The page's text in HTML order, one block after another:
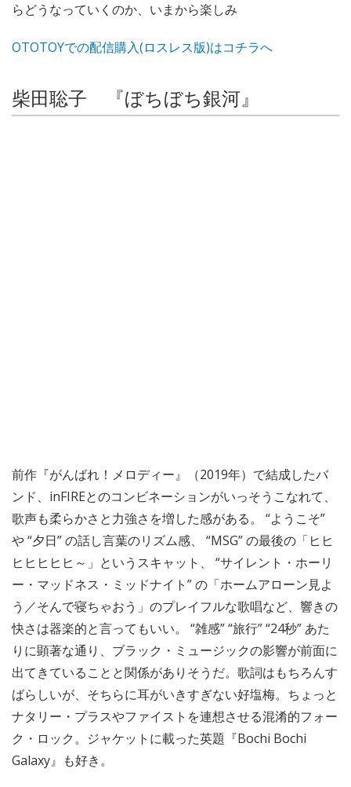
らどうなっていくのか、いまから楽しみ
OTOTOYでの配信購入(ロスレス版)はコチラへ
柴田聡子 『ぼちぼち銀河』
前作『がんばれ！メロディー』（2019年）で結成したバ
ンド、inFIREとのコンビネーションがいっそうこなれて、
歌声も柔らかさと力強さを増した感がある。 “ようこそ”
や “夕日” の話し言葉のリズム感、 “MSG” の最後の「ヒヒ
ヒヒヒヒヒ～」というスキャット、 “サイレント・ホーリ
ー・マッドネス・ミッドナイト” の「ホームアローン見よ
う／そんで寝ちゃおう」のプレイフルな歌唱など、響きの
快さは器楽的と言ってもいい。 “雑感” “旅行” “24秒” あた
りに顕著な通り、ブラック・ミュージックの影響が前面に
出てきていることと関係がありそうだ。歌詞はもちろんす
ばらしいが、そちらに耳がいきすぎない好塩梅。ちょっと
ナタリー・プラスやファイストを連想させる混淆的フォー
ク・ロック。ジャケットに載った英題『Bochi Bochi
Galaxy』も好き。